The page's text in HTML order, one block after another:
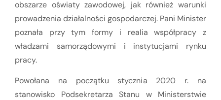
obszarze oświaty zawodowej, jak również warunki
prowadzenia działalności gospodarczej. Pani Minister
poznała przy tym formy i realia współpracy z
władzami samorządowymi i instytucjami rynku
pracy.
Powołana na początku stycznia 2020 r. na
stanowisko Podsekretarza Stanu w Ministerstwie